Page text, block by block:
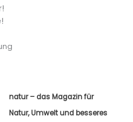
natur – das Magazin für
Natur, Umwelt und besseres